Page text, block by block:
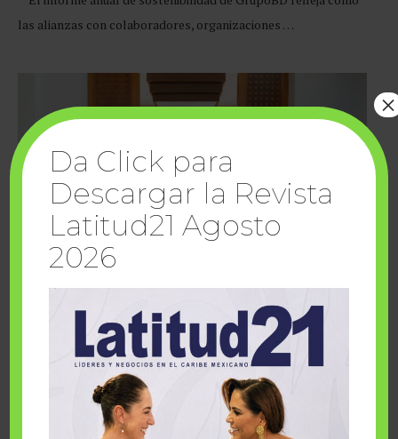
las alianzas con colaboradores, organizaciones …
Cuando la solidaridad inspira; cumplen
sueños Fairmont Mayakoba y Make-A-Wish
Da Click para
Descargar la Revista
Latitud21 Agosto
2026
×